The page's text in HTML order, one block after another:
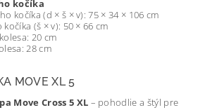
kočíka
kočíka (d × š × v): 75 × 34 × 106 cm
(š × v): 50 × 66 cm
20 cm
28 cm
MOVE XL 5
Move Cross 5 XL – pohodlie a štýl pre